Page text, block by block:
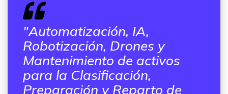
"Automatización, IA,
Robotización, Drones y
Mantenimiento de activos
para la Clasificación,
Preparación y Reparto de